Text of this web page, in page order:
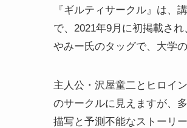
『ギルティサークル』は、
で、2021年9月に初掲載さ
やみー氏のタッグで、大学
主人公・沢屋童二とヒロイ
のサークルに見えますが、
描写と予測不能なストーリ